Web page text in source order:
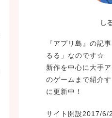
し
『アプリ島』の記
るる」なのです☆
新作を中心に大手
のゲームまで紹介
に更新中！
サイト開設2017/6/